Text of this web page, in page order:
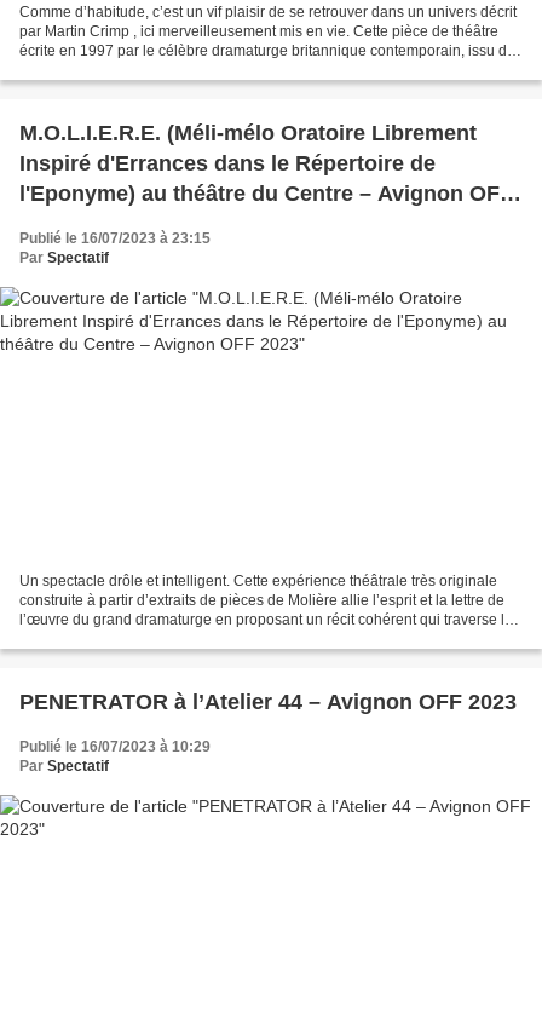
Comme d’habitude, c’est un vif plaisir de se retrouver dans un univers décrit
par Martin Crimp , ici merveilleusement mis en vie. Cette pièce de théâtre
écrite en 1997 par le célèbre dramaturge britannique contemporain, issu du
M.O.L.I.E.R.E. (Méli-mélo Oratoire Librement
Inspiré d'Errances dans le Répertoire de
l'Eponyme) au théâtre du Centre – Avignon OFF
Publié le 16/07/2023 à 23:15
Par Spectatif
Un spectacle drôle et intelligent. Cette expérience théâtrale très originale
construite à partir d’extraits de pièces de Molière allie l’esprit et la lettre de
l’œuvre du grand dramaturge en proposant un récit cohérent qui traverse la
PENETRATOR à l’Atelier 44 – Avignon OFF 2023
Publié le 16/07/2023 à 10:29
Par Spectatif